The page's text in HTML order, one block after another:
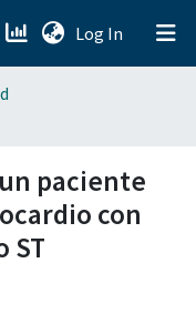
Log In (current)
paciente
con
ST